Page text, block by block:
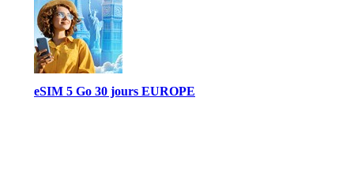
eSIM 5 Go 30 jours EUROPE